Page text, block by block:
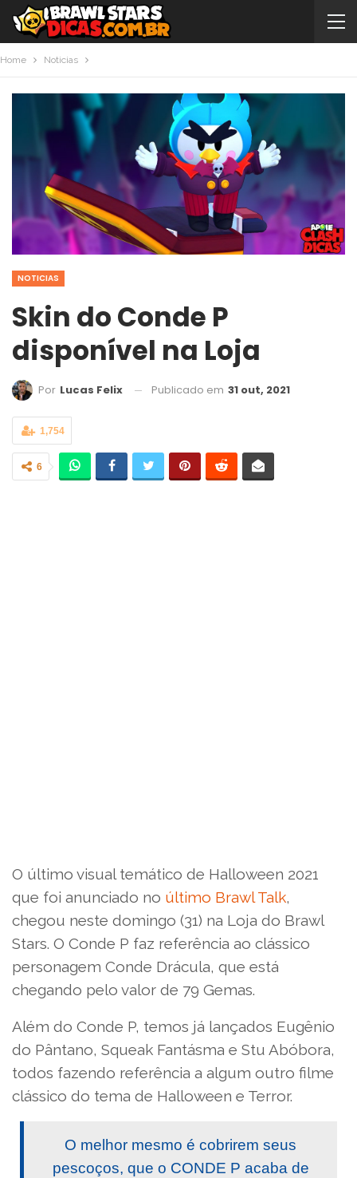
Home Noticias
NOTICIAS
Skin do Conde P
disponível na Loja
Por Lucas Felix Publicado em 31 out, 2021
1,754
6
O último visual temático de Halloween 2021
que foi anunciado no último Brawl Talk,
chegou neste domingo (31) na Loja do Brawl
Stars. O Conde P faz referência ao clássico
personagem Conde Drácula, que está
chegando pelo valor de 79 Gemas.
Além do Conde P, temos já lançados Eugênio
do Pântano, Squeak Fantásma e Stu Abóbora,
todos fazendo referência a algum outro filme
clássico do tema de Halloween e Terror.
O melhor mesmo é cobrirem seus
pescoços, que o CONDE P acaba de